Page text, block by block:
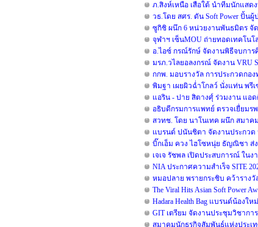
ภ.สิงห์เหนือ เสือใต้ นำทีมนักแส
วธ.โดย สศร. ดัน Soft Power ปั้น
ซูกิชิ ผนึก 6 หน่วยงานพันธมิตร
จุฬาฯ เซ็นMOU ถ่ายทอดเทคโนโ
อ.ไอซ์ กรณ์รักษ์ จัดงานพิธีจบการ
มรภ.วไลยอลงกรณ์ จัดงาน VRU
กกพ. มอบรางวัล การประกวดกอ
พิมฐา เผยผิวฉ่ำโกลว์ นั่งแท่น พรีเ
แอริน - ปาย สิตางศุ์ ร่วมงาน แอ
อธิบดีกรมการแพทย์ ตรวจเยื่ยม
สวทช. โดย นาโนเทค ผนึก สมาคม
แบรนด์ ปนันชิตา จัดงานประกวด
บิ๊กเอ็ม ควง ไฮโซหนุ่ย ธัญณิชา ส่
เจเจ รัชพล เปิดประสบการณ์ ในงา
NIA ประกาศความสำเร็จ SITE
หมอปลาย พรายกระชิบ คว้ารางวั
The Viral Hits Asian Soft Power
Hadara Health Bag แบรนด์น้องให
GIT เตรียม จัดงานประชุมวิชาก
สมาคมนักธุรกิจสัมพันธ์แห่งประเ